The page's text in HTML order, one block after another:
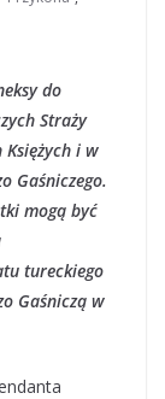
do
Straży
i w
Gaśniczego.
mogą być
tureckiego
Gaśniczą w